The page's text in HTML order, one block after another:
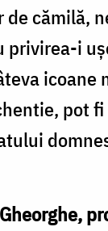
de cămilă,
privirea-i
icoane
pot